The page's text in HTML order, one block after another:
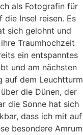
als Fotografin für
Insel reisen. Es
sich gelohnt und
Traumhochzeit
ein entspanntes
und am nächsten
auf dem Leuchtturm
die Dünen, der
die Sonne hat sich
dass ich mit auf
besondere Amrum